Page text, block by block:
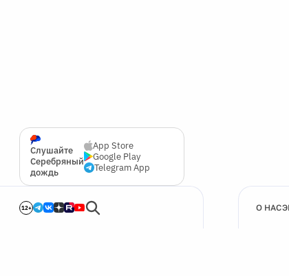
Слушайте
Серебряный
дождь
App Store
Google Play
Telegram App
12+ О НАС